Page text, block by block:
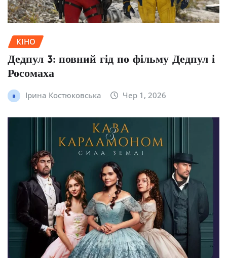
КІНО
Дедпул 3: повний гід по фільму Дедпул і
Росомаха
Ірина Костюковська Чер 1, 2026